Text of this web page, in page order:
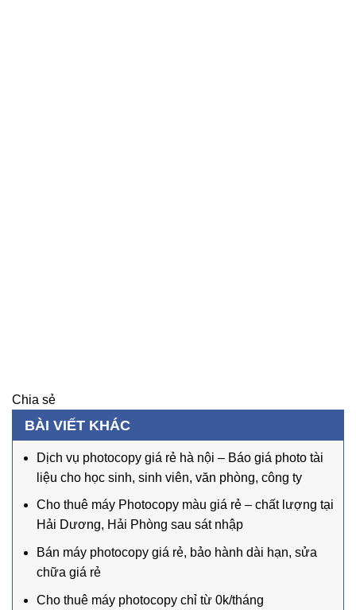
Chia sẻ
BÀI VIẾT KHÁC
Dịch vụ photocopy giá rẻ hà nội – Báo giá photo tài
liệu cho học sinh, sinh viên, văn phòng, công ty
Cho thuê máy Photocopy màu giá rẻ – chất lượng tại
Hải Dương, Hải Phòng sau sát nhập
Bán máy photocopy giá rẻ, bảo hành dài hạn, sửa
chữa giá rẻ
Cho thuê máy photocopy chỉ từ 0k/tháng